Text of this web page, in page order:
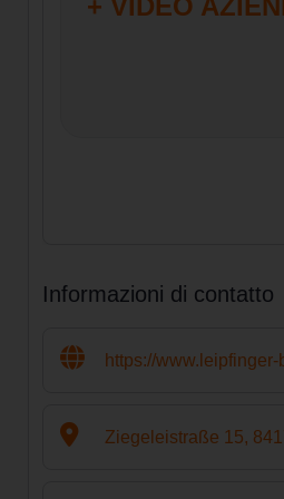
+ VIDEO
Informazioni di contatto
https://www.leipfinger-
Ziegeleistraße 15,